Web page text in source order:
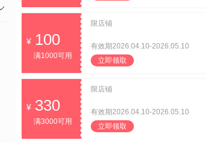
100
满1000可用
限店铺
有效期2026.04.10-2026.05.10
立即领取
330
满3000可用
限店铺
有效期2026.04.10-2026.05.10
立即领取